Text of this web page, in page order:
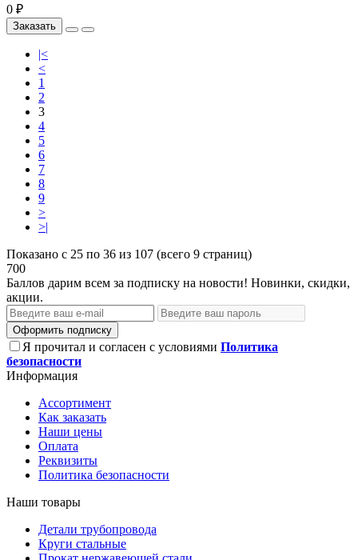
0 ₽
Заказать
|<
<
1
2
3
4
5
6
7
8
9
>
>|
Показано с 25 по 36 из 107 (всего 9 страниц)
700
Баллов дарим всем за подписку на новости! Новинки, скидки,
акции.
Оформить подписку
Я прочитал и согласен с условиями Политика
безопасности
Информация
Ассортимент
Как заказать
Наши цены
Оплата
Реквизиты
Политика безопасности
Наши товары
Детали трубопровода
Круги стальные